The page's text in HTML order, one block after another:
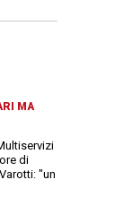
MA
di
"un